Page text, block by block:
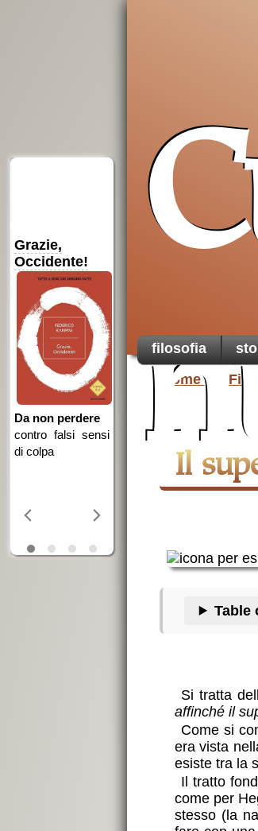
Introduzione
allafilosofia
per chi parte da
zero
Insostituibile
ottimeragioni
della democrazia
una
filosofia
Home
Il
Table
Si tratta
affinché il
Come si
era vista
esiste tra la
Il tratto
come per
stesso (la